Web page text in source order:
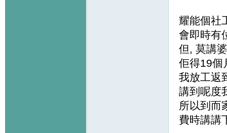
耀能個社
會即時有
但, 莫講
佢得19個
我放工返
講到呢度
所以到而
費時講講